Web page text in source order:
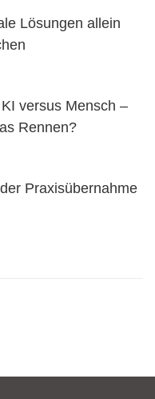
Lösungen allein
versus Mensch –
Rennen?
Praxisübernahme